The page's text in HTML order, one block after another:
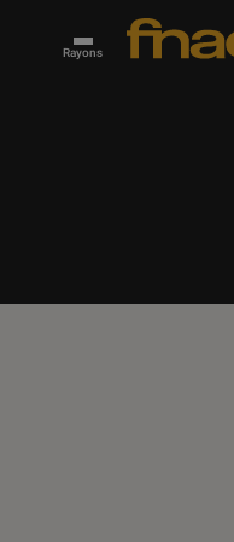
Rayons